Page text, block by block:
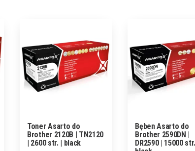
Toner Asarto do
Brother 2120B | TN2120
| 2600 str. | black
Bęben Asarto do
Brother 2590DN |
DR2590 | 15000